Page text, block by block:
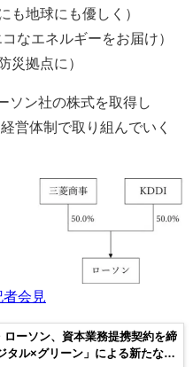
も地球にも優しく）
なエネルギーをお届け）
災拠点に）
ン社の株式を取得し
営体制で取り組んでいく
会見
ローソン、資本業務提携契約を締
ル×グリーン」による新たな生